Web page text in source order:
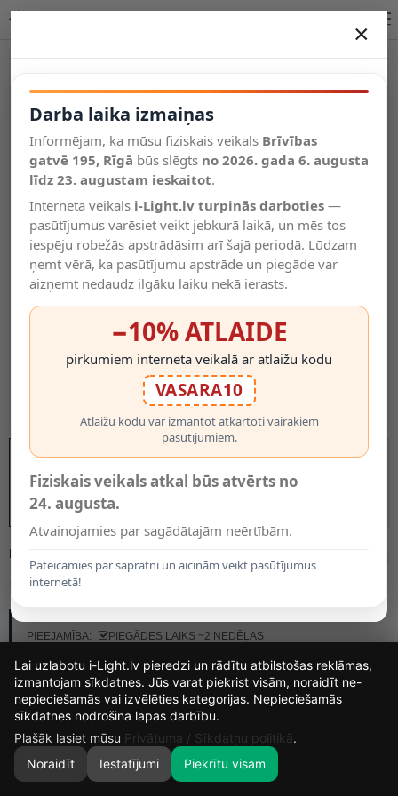
Salīdzināt
Vēlmju
saraksts
Valodas
0
MODELIS:
14.30€
PIEEJAMĪBA:
PIEGĀDES LAIKS ~2 NEDĒĻAS
×
Darba laika izmaiņas
Informējam, ka mūsu fiziskais veikals Brīvības
gatvē 195, Rīgā būs slēgts no 2026. gada 6. augusta
līdz 23. augustam ieskaitot.
Interneta veikals i-Light.lv turpinās darboties —
pasūtījumus varēsiet veikt jebkurā laikā, un mēs tos
iespēju robežās apstrādāsim arī šajā periodā. Lūdzam
ņemt vērā, ka pasūtījumu apstrāde un piegāde var
aizņemt nedaudz ilgāku laiku nekā ierasts.
−10% ATLAIDE
pirkumiem interneta veikalā ar atlaižu kodu
VASARA10
Atlaižu kodu var izmantot atkārtoti vairākiem
pasūtījumiem.
Fiziskais veikals atkal būs atvērts no
24. augusta.
Atvainojamies par sagādātajām neērtībām.
Pateicamies par sapratni un aicinām veikt pasūtījumus
internetā!
14
DIENAS
13
STUNDAS
59
MIN.
58
Lai uzlabotu i-Light.lv pieredzi un rādītu atbilstošas reklāmas,
izmantojam sīkdatnes. Jūs varat piekrist visām, noraidīt ne-
nepieciešamās vai izvēlēties kategorijas. Nepieciešamās
sīkdatnes nodrošina lapas darbību.
Plašāk lasiet mūsu Privātuma / Sīkdatņu politikā.
Noraidīt
Iestatījumi Piekrītu visam